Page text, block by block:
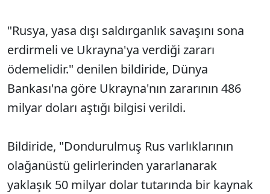
"Rusya, yasa dışı saldırganlık savaşını sona
erdirmeli ve Ukrayna'ya verdiği zararı
ödemelidir." denilen bildiride, Dünya
Bankası'na göre Ukrayna'nın zararının 486
milyar doları aştığı bilgisi verildi.
Bildiride, "Dondurulmuş Rus varlıklarının
olağanüstü gelirlerinden yararlanarak
yaklaşık 50 milyar dolar tutarında bir kaynak